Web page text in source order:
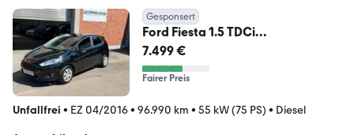
Gesponsert
Ford Fiesta 1.5 TDCi
Titanium*Navi*LED*Gepflegt*
7.499 €
Fairer Preis
Unfallfrei • EZ 04/2016• 96.990 km • 55 kW (75 PS) • Diesel